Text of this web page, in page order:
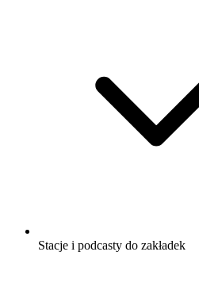
Stacje i podcasty do zakładek